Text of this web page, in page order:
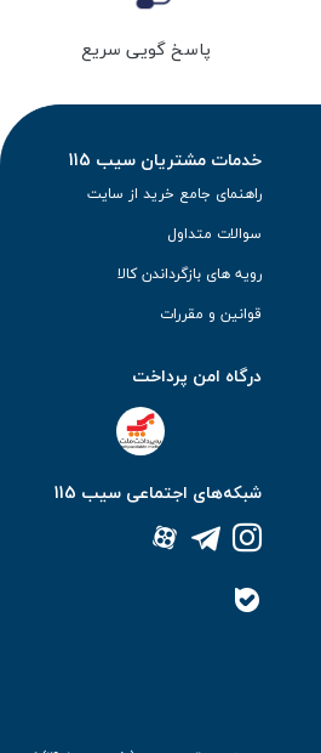
پاسخ گویی سریع
خدمات مشتریان سیب 115
راهنمای جامع خرید از سایت
سوالات متداول
رویه های بازگرداندن کالا
قوانین و مقررات
درگاه امن پرداخت
شبکه‌های اجتماعی سیب 115